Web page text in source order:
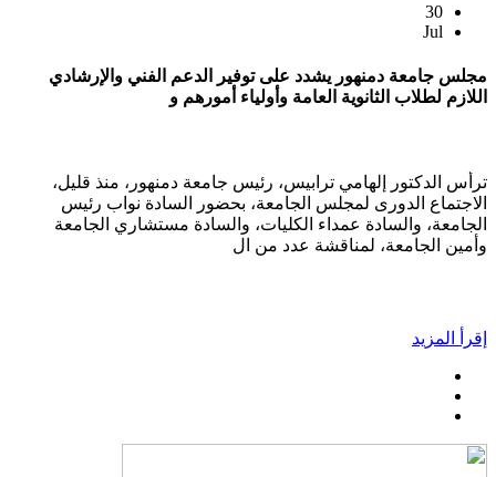
30
Jul
مجلس جامعة دمنهور يشدد على توفير الدعم الفني والإرشادي
اللازم لطلاب الثانوية العامة وأولياء أمورهم و
ترأس الدكتور إلهامي ترابيس، رئيس جامعة دمنهور، منذ قليل،
الاجتماع الدورى لمجلس الجامعة، بحضور السادة نواب رئيس
الجامعة، والسادة عمداء الكليات، والسادة مستشاري الجامعة
وأمين الجامعة، لمناقشة عدد من ال
إقرأ المزيد